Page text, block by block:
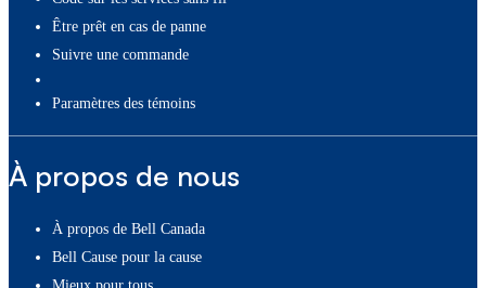
Être prêt en cas de panne
Suivre une commande
paramètres des témoins
À propos de nous
À propos de Bell Canada
Bell Cause pour la cause